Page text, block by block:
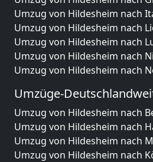
Umzug von Hildesheim nach
Umzug von Hildesheim nach
Umzug von Hildesheim nach
Umzug von Hildesheim nach
Umzug von Hildesheim nach
Umzüge-
Umzug von Hildesheim nach
Umzug von Hildesheim nach
Umzug von Hildesheim nach
Umzug von Hildesheim nach